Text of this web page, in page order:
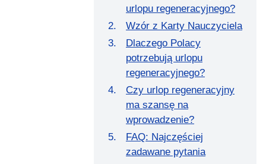
urlopu regeneracyjnego?
Wzór z Karty Nauczyciela
Dlaczego Polacy
potrzebują urlopu
regeneracyjnego?
Czy urlop regeneracyjny
ma szansę na
wprowadzenie?
FAQ: Najczęściej
zadawane pytania